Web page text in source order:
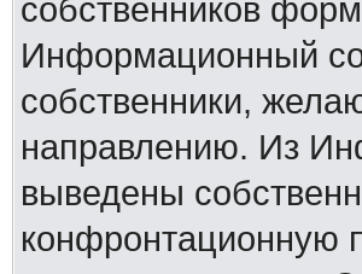
собственников
Информационный
собственники,
направлению. Из
выведены
конфронтационную